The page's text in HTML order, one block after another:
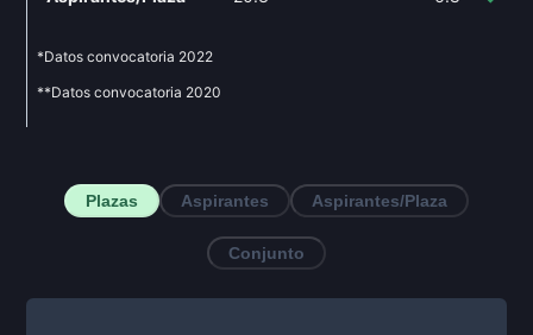
*Datos convocatoria 2022
**Datos convocatoria 2020
Plazas Aspirantes Aspirantes/Plaza
Conjunto